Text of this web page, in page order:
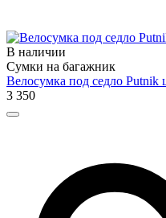
В наличии
Сумки на багажник
Велосумка под седло Putnik
3 350